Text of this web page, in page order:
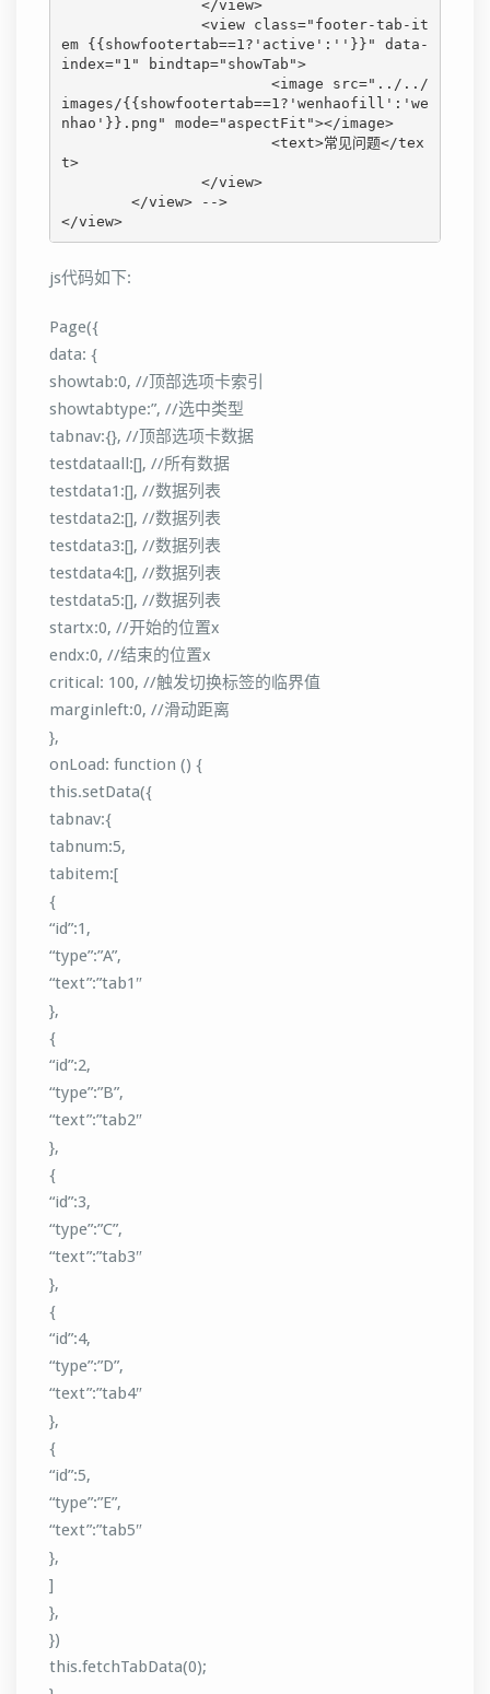
em {{showfootertab==1?'active':''}}" data-
index="1" bindtap="showTab">
images/{{showfootertab==1?'wenhaofill':'we
nhao'}}.png" mode="aspectFit"></image>
t>
</view>
js代码如下:
Page({
data: {
showtab:0, //顶部选项卡索引
showtabtype:”, //选中类型
tabnav:{}, //顶部选项卡数据
testdataall:[], //所有数据
testdata1:[], //数据列表
testdata2:[], //数据列表
testdata3:[], //数据列表
testdata4:[], //数据列表
testdata5:[], //数据列表
startx:0, //开始的位置x
endx:0, //结束的位置x
critical: 100, //触发切换标签的临界值
marginleft:0, //滑动距离
},
onLoad: function () {
this.setData({
tabnav:{
tabnum:5,
tabitem:[
{
“id”:1,
“type”:”A”,
“text”:”tab1″
},
{
“id”:2,
“type”:”B”,
“text”:”tab2″
},
{
“id”:3,
“type”:”C”,
“text”:”tab3″
},
{
“id”:4,
“type”:”D”,
“text”:”tab4″
},
{
“id”:5,
“type”:”E”,
“text”:”tab5″
},
]
},
})
this.fetchTabData(0);